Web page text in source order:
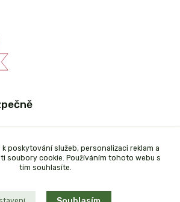
poskytování služeb, personalizaci reklam a
soubory cookie. Používáním tohoto webu s
tím souhlasíte.